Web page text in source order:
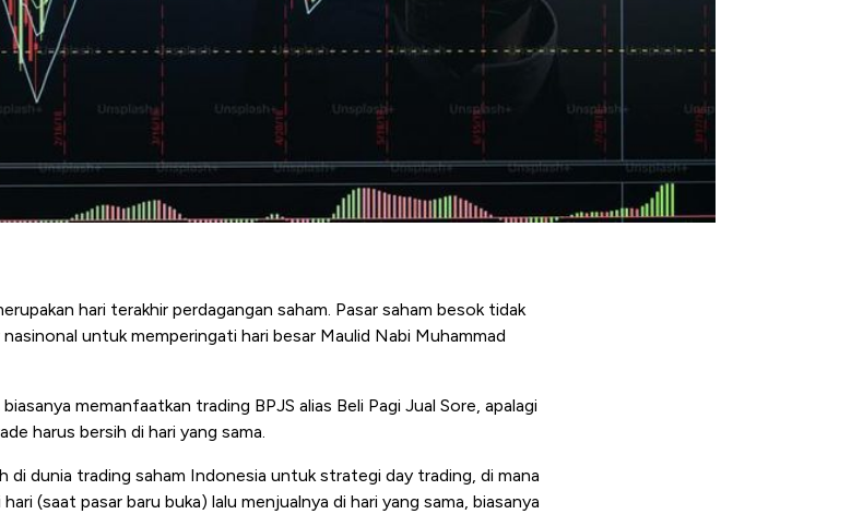
hari terakhir perdagangan saham. Pasar saham besok tidak
untuk memperingati hari besar Maulid Nabi Muhammad
memanfaatkan trading BPJS alias Beli Pagi Jual Sore, apalagi
harus bersih di hari yang sama.
di dunia trading saham Indonesia untuk strategi day trading, di mana
(saat pasar baru buka) lalu menjualnya di hari yang sama, biasanya